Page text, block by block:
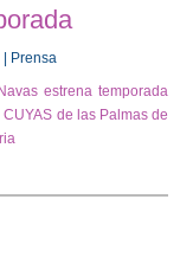
| Prensa
estrena temporada
de las Palmas de